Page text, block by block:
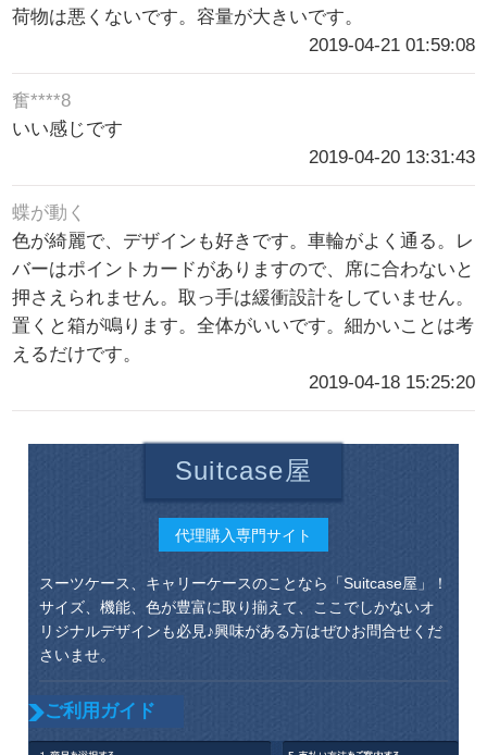
荷物は悪くないです。容量が大きいです。
2019-04-21 01:59:08
奮****8
いい感じです
2019-04-20 13:31:43
蝶が動く
色が綺麗で、デザインも好きです。車輪がよく通る。レ
バーはポイントカードがありますので、席に合わないと
押さえられません。取っ手は緩衝設計をしていません。
置くと箱が鳴ります。全体がいいです。細かいことは考
えるだけです。
2019-04-18 15:25:20
Suitcase屋
代理購入専門サイト
スーツケース、キャリーケースのことなら「Suitcase屋」！
サイズ、機能、色が豊富に取り揃えて、ここでしかないオ
リジナルデザインも必見♪興味がある方はぜひお問合せくだ
さいませ。
ご利用ガイド